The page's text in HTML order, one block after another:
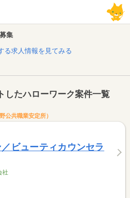
集
る求人情報を見てみる
したハローワーク案件一覧
公共職業安定所）
ビューティカウンセラ
社